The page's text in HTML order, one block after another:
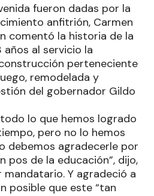
fueron dadas por la
anfitrión, Carmen
comentó la historia de la
años al servicio la
perteneciente
remodelada y
del gobernador Gildo
lo que hemos logrado
pero no lo hemos
debemos agradecerle por
pos de la educación”, dijo,
Y agradeció a
posible que este “tan